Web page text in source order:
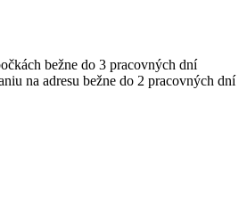
bežne do 3 pracovných dní
na adresu bežne do 2 pracovných dní